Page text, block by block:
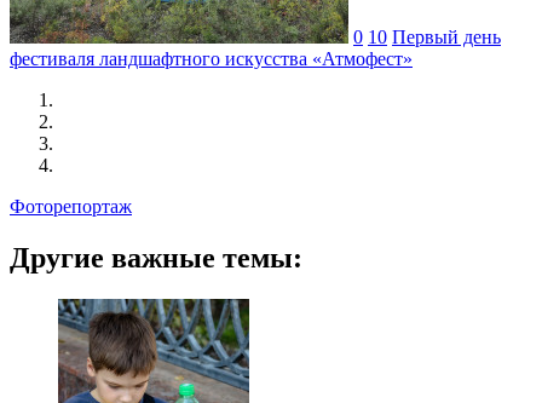
0 10 Первый день
фестиваля ландшафтного искусства «Атмофест»
Фоторепортаж
Другие важные темы: